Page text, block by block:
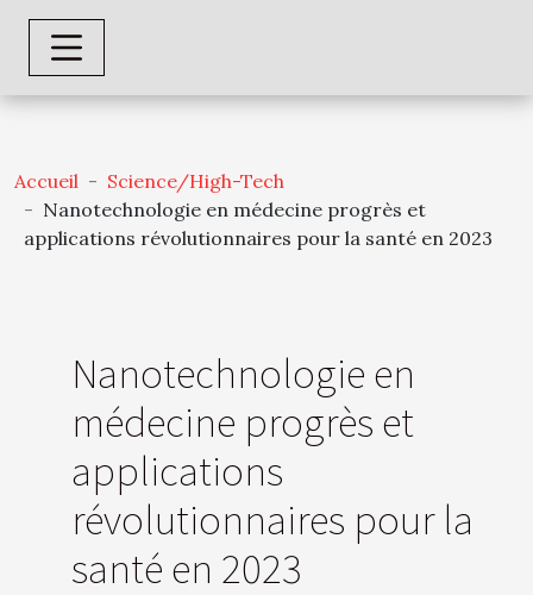
Accueil
Science/High-Tech
Nanotechnologie en médecine progrès et
applications révolutionnaires pour la santé en 2023
Nanotechnologie en
médecine progrès et
applications
révolutionnaires pour la
santé en 2023